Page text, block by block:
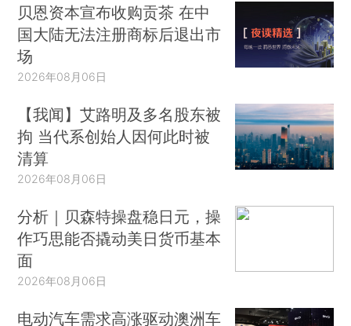
贝恩资本宣布收购贡茶 在中
国大陆无法注册商标后退出市
场
2026年08月06日
【我闻】艾路明及多名股东被
拘 当代系创始人因何此时被
清算
2026年08月06日
分析｜贝森特操盘稳日元，操
作巧思能否撬动美日货币基本
面
2026年08月06日
电动汽车需求高涨驱动澳洲车